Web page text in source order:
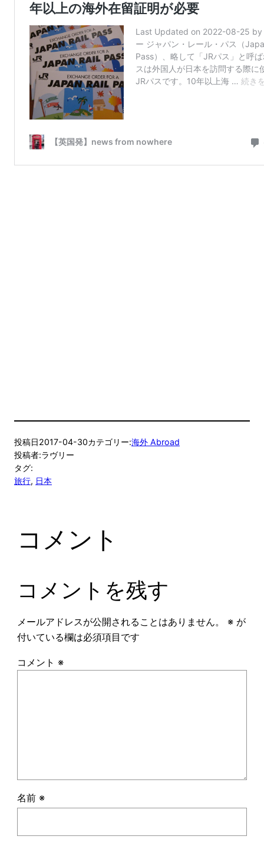
投稿日2017-04-30カテゴリー:海外 Abroad
投稿者:ラヴリー
タグ:
旅行, 日本
コメント
コメントを残す
メールアドレスが公開されることはありません。 ※が
付いている欄は必須項目です
コメント ※
名前 ※